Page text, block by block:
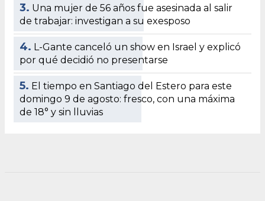
3. Una mujer de 56 años fue asesinada al salir
de trabajar: investigan a su exesposo
4. L-Gante canceló un show en Israel y explicó
por qué decidió no presentarse
5. El tiempo en Santiago del Estero para este
domingo 9 de agosto: fresco, con una máxima
de 18° y sin lluvias